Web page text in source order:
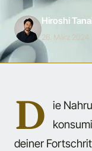
Hiroshi
26. März 2024
D
ie
deiner